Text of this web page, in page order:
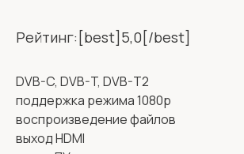
Рейтинг:[best]5,0[/best]
DVB-C, DVB-T, DVB-T2
поддержка режима 1080p
воспроизведение файлов
выход HDMI